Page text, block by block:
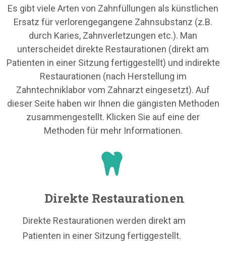
Es gibt viele Arten von Zahnfüllungen als künstlichen
Ersatz für verlorengegangene Zahnsubstanz (z.B.
durch Karies, Zahnverletzungen etc.). Man
unterscheidet direkte Restaurationen (direkt am
Patienten in einer Sitzung fertiggestellt) und indirekte
Restaurationen (nach Herstellung im
Zahntechniklabor vom Zahnarzt eingesetzt). Auf
dieser Seite haben wir Ihnen die gängisten Methoden
zusammengestellt. Klicken Sie auf eine der
Methoden für mehr Informationen.
Direkte Restaurationen
Direkte Restaurationen werden direkt am
Patienten in einer Sitzung fertiggestellt.